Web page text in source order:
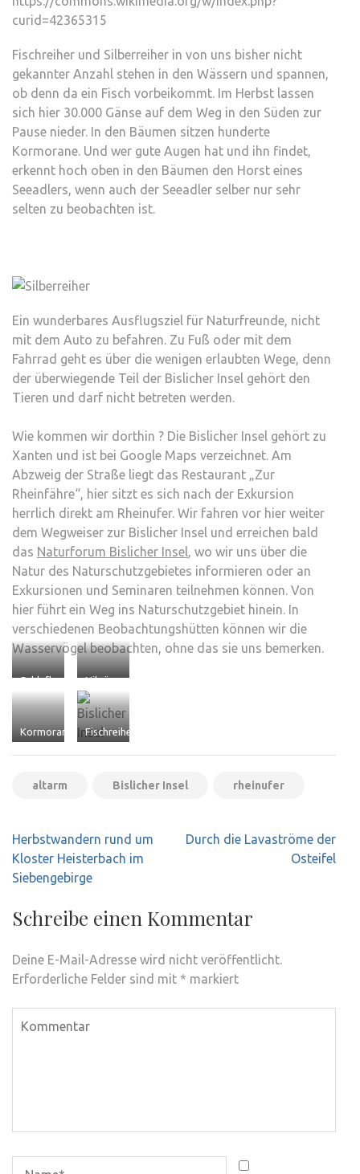
curid=42365315
Fischreiher und Silberreiher in von uns bisher nicht
gekannter Anzahl stehen in den Wässern und spannen,
ob denn da ein Fisch vorbeikommt. Im Herbst lassen
sich hier 30.000 Gänse auf dem Weg in den Süden zur
Pause nieder. In den Bäumen sitzen hunderte
Kormorane. Und wer gute Augen hat und ihn findet,
erkennt hoch oben in den Bäumen den Horst eines
Seeadlers, wenn auch der Seeadler selber nur sehr
selten zu beobachten ist.
Ein wunderbares Ausflugsziel für Naturfreunde, nicht
mit dem Auto zu befahren. Zu Fuß oder mit dem
Fahrrad geht es über die wenigen erlaubten Wege, denn
der überwiegende Teil der Bislicher Insel gehört den
Tieren und darf nicht betreten werden.
Wie kommen wir dorthin ? Die Bislicher Insel gehört zu
Xanten und ist bei Google Maps verzeichnet. Am
Abzweig der Straße liegt das Restaurant „Zur
Rheinfähre“, hier sitzt es sich nach der Exkursion
herrlich direkt am Rheinufer. Wir fahren vor hier weiter
dem Wegweiser zur Bislicher Insel und erreichen bald
das Naturforum Bislicher Insel, wo wir uns über die
Natur des Naturschutzgebietes informieren oder an
Exkursionen und Seminaren teilnehmen können. Von
hier führt ein Weg ins Naturschutzgebiet hinein. In
verschiedenen Beobachtungshütten können wir die
Wasservögel beobachten, ohne das sie uns bemerken.
Schlafbaum
der
Nilgänse
Kormoran Fischreiher
altarm Bislicher Insel rheinufer
Beitragsnavigation
Herbstwandern rund um
Kloster Heisterbach im
Siebengebirge
Durch die Lavaströme der
Osteifel
Schreibe einen Kommentar
Deine E-Mail-Adresse wird nicht veröffentlicht.
Erforderliche Felder sind mit * markiert